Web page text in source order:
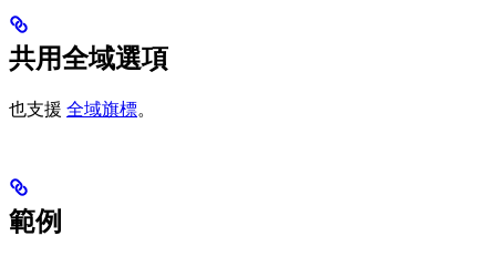
共用全域選項
也支援 全域旗標。
範例